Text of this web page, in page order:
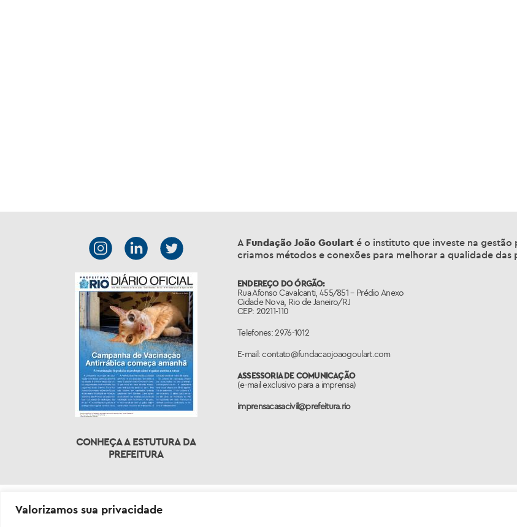
Valorizamos sua privacidade
CONHEÇA A ESTUTURA DA
PREFEITURA
A Fundação João Goulart é o instituto que investe na gestão
criamos métodos e conexões para melhorar a qualidade
ENDEREÇO DO ÓRGÃO:
Rua Afonso Cavalcanti, 455/851 – Prédio Anexo
Cidade Nova, Rio de Janeiro/RJ
CEP: 20211-110
Telefones: 2976-1012
E-mail: contato@fundacaojoaogoulart.com
ASSESSORIA DE COMUNICAÇÃO
(e-mail exclusivo para a imprensa)
imprensacasacivil@prefeitura.rio